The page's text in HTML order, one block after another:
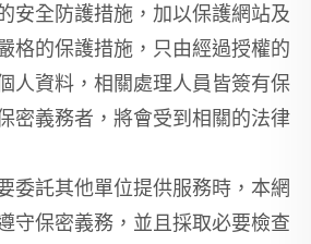
安全防護措施，加以保護網站及
格的保護措施，只由經過授權的
人資料，相關處理人員皆簽有保
密義務者，將會受到相關的法律
委託其他單位提供服務時，本網
守保密義務，並且採取必要檢查